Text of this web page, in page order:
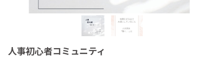
人事初心者コミュニティ